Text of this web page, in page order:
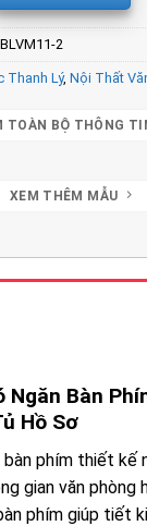
2
Thanh Lý, Nội Thất
TOÀN BỘ THÔNG
XEM THÊM MẪU
Ngăn Bàn
Hồ Sơ
phím thiết kế
gian văn phòng
phím giúp tiết